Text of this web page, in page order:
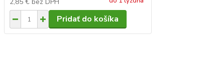
Pridať do košíka